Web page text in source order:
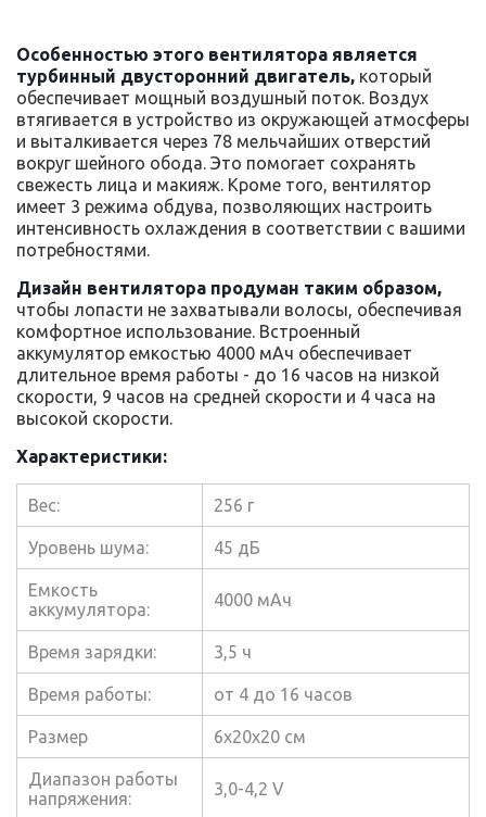
Особенностью этого вентилятора является
турбинный двусторонний двигатель, который
обеспечивает мощный воздушный поток. Воздух
втягивается в устройство из окружающей атмосферы
и выталкивается через 78 мельчайших отверстий
вокруг шейного обода. Это помогает сохранять
свежесть лица и макияж. Кроме того, вентилятор
имеет 3 режима обдува, позволяющих настроить
интенсивность охлаждения в соответствии с вашими
потребностями.
Дизайн вентилятора продуман таким образом,
чтобы лопасти не захватывали волосы, обеспечивая
комфортное использование. Встроенный
аккумулятор емкостью 4000 мАч обеспечивает
длительное время работы - до 16 часов на низкой
скорости, 9 часов на средней скорости и 4 часа на
высокой скорости.
Характеристики:
Вес: 256 г
Уровень шума: 45 дБ
Емкость
аккумулятора:
4000 мАч
Время зарядки: 3,5 ч
Время работы: от 4 до 16 часов
Размер 6х20х20 см
Диапазон работы
напряжения:
3,0-4,2 V